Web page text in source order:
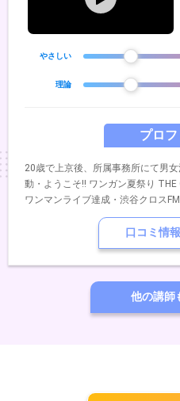
プロ
20歳で上京後、所属事務所にて男
動・ようこそ!! ワンガン夏祭り
ワンマンライブ達成・渋谷クロス
有名某ショーレストランや各イベ
動・ageHa COUNTDOWN to 2020
藤枝市にあるスクールにて初心者
ループへのディレクションや演出も
やさしい
理論
口コミ情
他の講師